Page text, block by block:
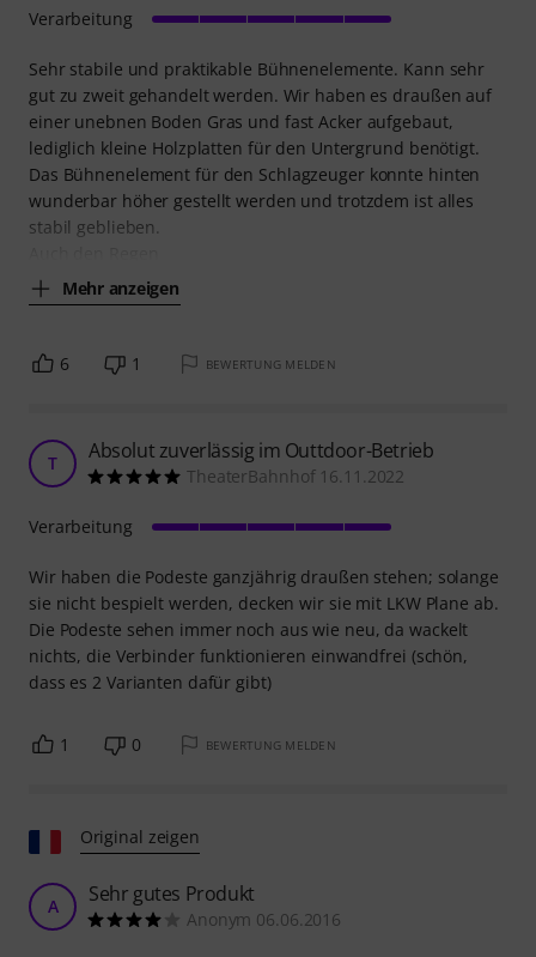
Sehr stabile und praktikable Bühnenelemente. Kann sehr
gut zu zweit gehandelt werden. Wir haben es draußen auf
einer unebnen Boden Gras und fast Acker aufgebaut,
lediglich kleine Holzplatten für den Untergrund benötigt.
Das Bühnenelement für den Schlagzeuger konnte hinten
wunderbar höher gestellt werden und trotzdem ist alles
stabil geblieben.
Mehr anzeigen
Verarbeitung
6 1 BEWERTUNG MELDEN
T Absolut zuverlässig im Outtdoor-Betrieb
TheaterBahnhof 16.11.2022
Wir haben die Podeste ganzjährig draußen stehen; solange
sie nicht bespielt werden, decken wir sie mit LKW Plane ab.
Die Podeste sehen immer noch aus wie neu, da wackelt
nichts, die Verbinder funktionieren einwandfrei (schön,
dass es 2 Varianten dafür gibt)
Verarbeitung
1 0 BEWERTUNG MELDEN
Original zeigen
A Sehr gutes Produkt
Anonym 06.06.2016